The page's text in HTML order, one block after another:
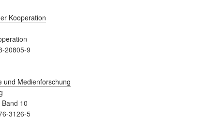
20805-9
10
3126-5